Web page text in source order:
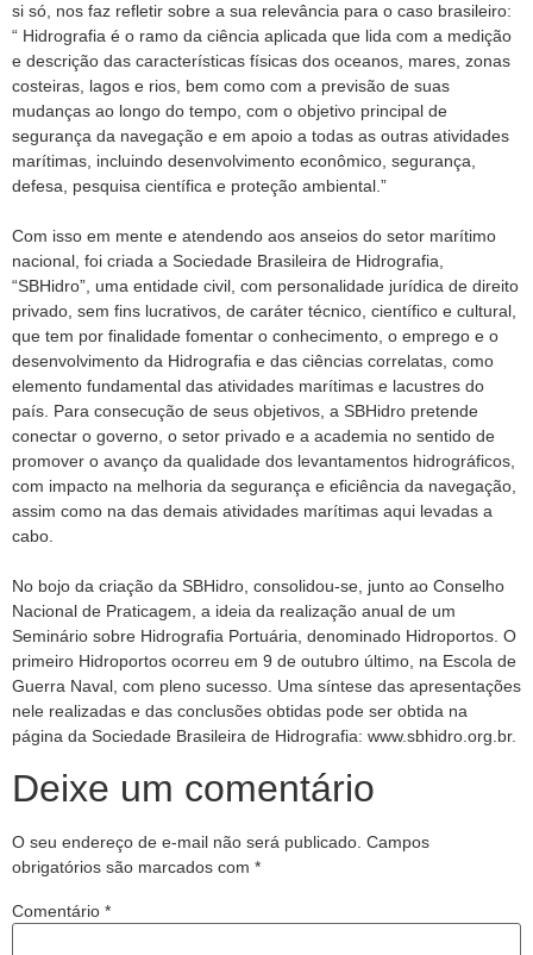
si só, nos faz refletir sobre a sua relevância para o caso brasileiro:
“ Hidrografia é o ramo da ciência aplicada que lida com a medição
e descrição das características físicas dos oceanos, mares, zonas
costeiras, lagos e rios, bem como com a previsão de suas
mudanças ao longo do tempo, com o objetivo principal de
segurança da navegação e em apoio a todas as outras atividades
marítimas, incluindo desenvolvimento econômico, segurança,
defesa, pesquisa científica e proteção ambiental.”
Com isso em mente e atendendo aos anseios do setor marítimo
nacional, foi criada a Sociedade Brasileira de Hidrografia,
“SBHidro”, uma entidade civil, com personalidade jurídica de direito
privado, sem fins lucrativos, de caráter técnico, científico e cultural,
que tem por finalidade fomentar o conhecimento, o emprego e o
desenvolvimento da Hidrografia e das ciências correlatas, como
elemento fundamental das atividades marítimas e lacustres do
país. Para consecução de seus objetivos, a SBHidro pretende
conectar o governo, o setor privado e a academia no sentido de
promover o avanço da qualidade dos levantamentos hidrográficos,
com impacto na melhoria da segurança e eficiência da navegação,
assim como na das demais atividades marítimas aqui levadas a
cabo.
No bojo da criação da SBHidro, consolidou-se, junto ao Conselho
Nacional de Praticagem, a ideia da realização anual de um
Seminário sobre Hidrografia Portuária, denominado Hidroportos. O
primeiro Hidroportos ocorreu em 9 de outubro último, na Escola de
Guerra Naval, com pleno sucesso. Uma síntese das apresentações
nele realizadas e das conclusões obtidas pode ser obtida na
página da Sociedade Brasileira de Hidrografia: www.sbhidro.org.br.
Deixe um comentário
O seu endereço de e-mail não será publicado. Campos
obrigatórios são marcados com *
Comentário *